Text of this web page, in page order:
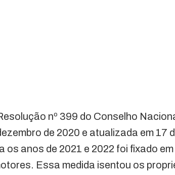
nº 399 do Conselho
de 2020 e atualizada em 17
os anos de 2021 e 2022 foi fixado
Essa medida isentou os